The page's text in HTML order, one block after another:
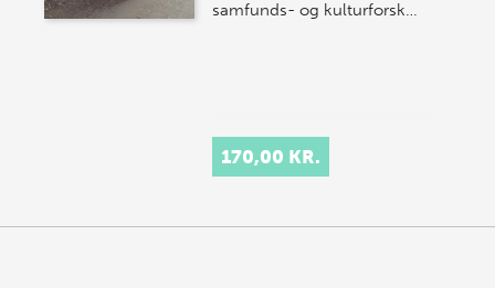
samfunds- og kulturforsk…
170,00 KR.